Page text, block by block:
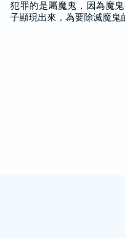
犯罪的是屬魔鬼，因為魔
子顯現出來，為要除滅魔鬼